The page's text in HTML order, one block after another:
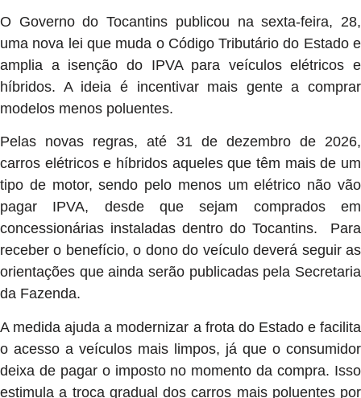
O Governo do Tocantins publicou na sexta-feira, 28,
uma nova lei que muda o Código Tributário do Estado e
amplia a isenção do IPVA para veículos elétricos e
híbridos. A ideia é incentivar mais gente a comprar
modelos menos poluentes.
Pelas novas regras, até 31 de dezembro de 2026,
carros elétricos e híbridos aqueles que têm mais de um
tipo de motor, sendo pelo menos um elétrico não vão
pagar IPVA, desde que sejam comprados em
concessionárias instaladas dentro do Tocantins. Para
receber o benefício, o dono do veículo deverá seguir as
orientações que ainda serão publicadas pela Secretaria
da Fazenda.
A medida ajuda a modernizar a frota do Estado e facilita
o acesso a veículos mais limpos, já que o consumidor
deixa de pagar o imposto no momento da compra. Isso
estimula a troca gradual dos carros mais poluentes por